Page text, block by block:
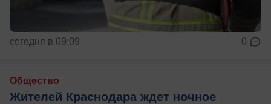
сегодня в 09:09 0
Общество
Жителей Краснодара ждет ночное